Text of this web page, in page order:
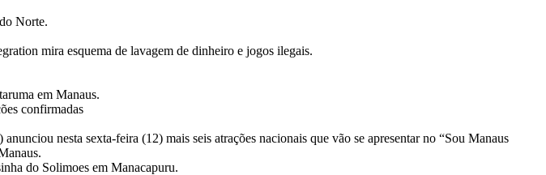
Norte.
mira esquema de lavagem de dinheiro e jogos ilegais.
em Manaus.
confirmadas
nesta sexta-feira (12) mais seis atrações nacionais que vão se apresentar no “Sou Manaus
do Solimoes em Manacapuru.